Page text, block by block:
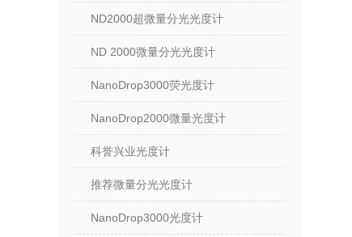
ND2000超微量分光光度计
ND 2000微量分光光度计
NanoDrop3000荧光度计
NanoDrop2000微量光度计
科誉兴业光度计
推荐微量分光光度计
NanoDrop3000光度计